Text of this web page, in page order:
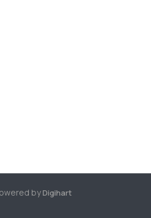
byDigihart